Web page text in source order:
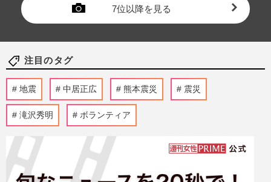
7位以降を見る
注目のタグ
地震 中居正広 熊本震災 震災
滝沢秀明 ボランティア